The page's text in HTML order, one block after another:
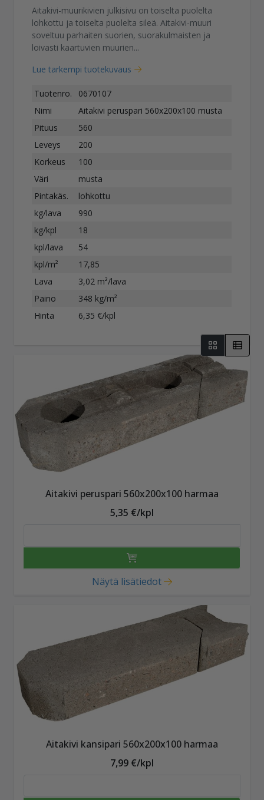
Aitakivi-muurikivien julkisivu on toiselta puolelta
lohkottu ja toiselta puolelta sileä. Aitakivi-muuri
soveltuu parhaiten suorien, suorakulmaisten ja
loivasti kaartuvien muurien...
Lue tarkempi tuotekuvaus
Tuotenro.
0670107
Nimi
Aitakivi peruspari 560x200x100 musta
Pituus
560
Leveys
200
Korkeus
100
Väri
musta
Pintakäs.
lohkottu
kg/lava
990
kg/kpl
18
kpl/lava
54
kpl/m²
17,85
Lava
3,02 m²/lava
Paino
348 kg/m²
Hinta
6,35 €/kpl
Aitakivi peruspari 560x200x100 harmaa
5,35 €/kpl
Näytä lisätiedot
Aitakivi kansipari 560x200x100 harmaa
7,99 €/kpl